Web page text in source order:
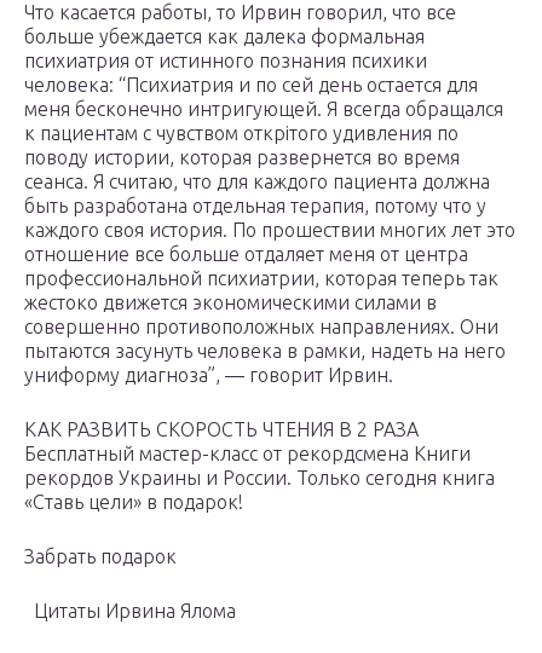
Что касается работы, то Ирвин говорил, что все
больше убеждается как далека формальная
психиатрия от истинного познания психики
человека: “Психиатрия и по сей день остается для
меня бесконечно интригующей. Я всегда обращался
к пациентам с чувством открітого удивления по
поводу истории, которая развернется во время
сеанса. Я считаю, что для каждого пациента должна
быть разработана отдельная терапия, потому что у
каждого своя история. По прошествии многих лет это
отношение все больше отдаляет меня от центра
профессиональной психиатрии, которая теперь так
жестоко движется экономическими силами в
совершенно противоположных направлениях. Они
пытаются засунуть человека в рамки, надеть на него
униформу диагноза”, — говорит Ирвин.
КАК РАЗВИТЬ СКОРОСТЬ ЧТЕНИЯ В 2 РАЗА
Бесплатный мастер-класс от рекордсмена Книги
рекордов Украины и России. Только сегодня книга
«Ставь цели» в подарок!
Забрать подарок
Цитаты Ирвина Ялома